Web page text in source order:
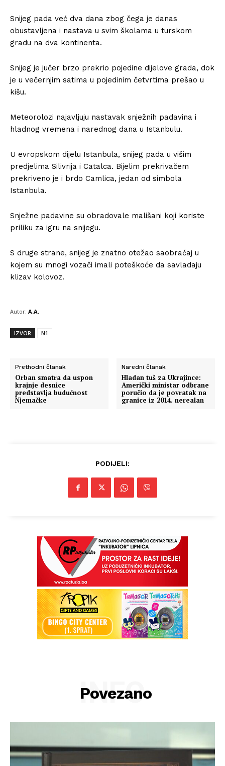
Snijeg pada već dva dana zbog čega je danas
obustavljena i nastava u svim školama u turskom
gradu na dva kontinenta.
Snijeg je jučer brzo prekrio pojedine dijelove grada, dok
je u večernjim satima u pojedinim četvrtima prešao u
kišu.
Meteorolozi najavljuju nastavak snježnih padavina i
hladnog vremena i narednog dana u Istanbulu.
U evropskom dijelu Istanbula, snijeg pada u višim
predjelima Silivrija i Catalca. Bijelim prekrivačem
prekriveno je i brdo Camlica, jedan od simbola
Istanbula.
Snježne padavine su obradovale mališani koji koriste
priliku za igru na snijegu.
S druge strane, snijeg je znatno otežao saobraćaj u
kojem su mnogi vozači imali poteškoće da savladaju
klizav kolovoz.
Autor: A.A.
IZVOR N1
Prethodni članak
Orban smatra da uspon
krajnje desnice
predstavlja budućnost
Njemačke
Naredni članak
Hladan tuš za Ukrajince:
Američki ministar odbrane
poručio da je povratak na
granice iz 2014. nerealan
PODIJELI:
Povezano
INFO